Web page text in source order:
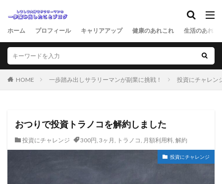
ホーム プロフィール キャリアアップ 健康のあれこれ 生活のあれこ
HOME 一歩踏み出しサラリーマンが副業に挑戦！ 投資にチャレン
おつりで投資トラノコを解約しました
投資にチャレンジ 300円, 3ヶ月, トラノコ, 月額利用料, 解約
投資にチャレンジ